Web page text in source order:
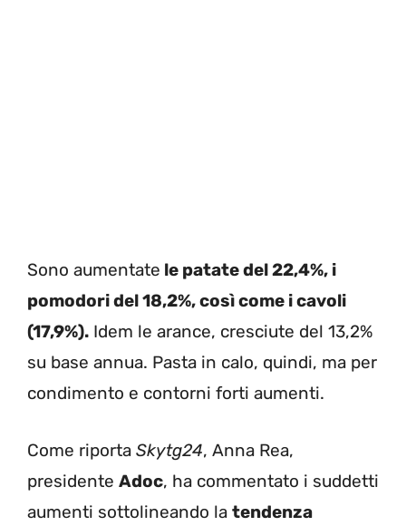
Sono aumentate le patate del 22,4%, i
pomodori del 18,2%, così come i cavoli
(17,9%). Idem le arance, cresciute del 13,2%
su base annua. Pasta in calo, quindi, ma per
condimento e contorni forti aumenti.
Come riporta Skytg24, Anna Rea,
presidente Adoc, ha commentato i suddetti
aumenti sottolineando la tendenza